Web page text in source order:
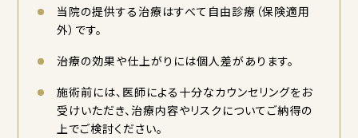
当院の提供する治療はすべて自由診療（保険適用
外）です。
治療の効果や仕上がりには個人差があります。
施術前には、医師による十分なカウンセリングをお
受けいただき、治療内容やリスクについてご納得の
上でご検討ください。